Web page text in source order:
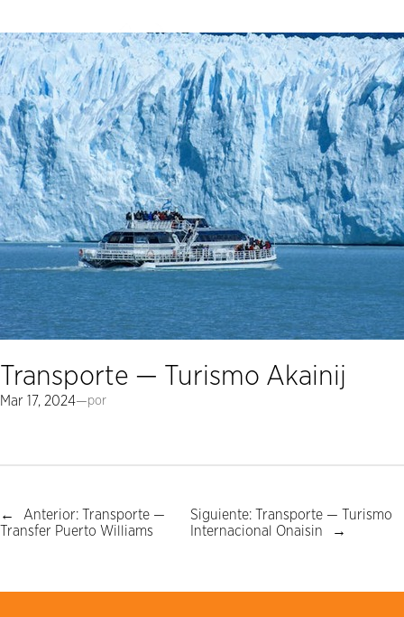
contenido
Transporte — Turismo Akainij
Mar 17, 2024—por
← Anterior:
Transporte —
Transfer Puerto Williams
Siguiente:
Transporte — Turismo
Internacional Onaisin
→